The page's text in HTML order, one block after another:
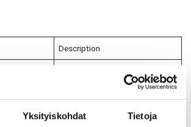
Yksityiskohdat Tietoja
Description
Fork end M20 PDS HDG
Fork end M24 PDS HDG